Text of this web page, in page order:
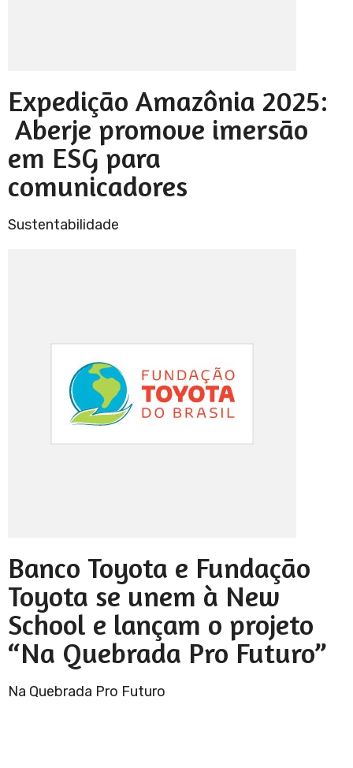
Expedição Amazônia 2025:
Aberje promove imersão
em ESG para
comunicadores
Sustentabilidade
Banco Toyota e Fundação
Toyota se unem à New
School e lançam o projeto
“Na Quebrada Pro Futuro”
Na Quebrada Pro Futuro